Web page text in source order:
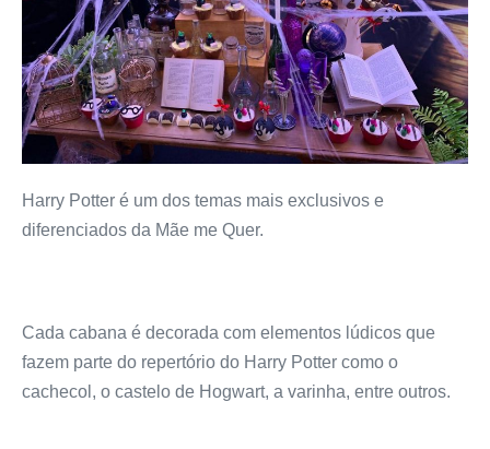
Harry Potter é um dos temas mais exclusivos e
diferenciados da Mãe me Quer.
Cada cabana é decorada com elementos lúdicos que
fazem parte do repertório do Harry Potter como o
cachecol, o castelo de Hogwart, a varinha, entre outros.